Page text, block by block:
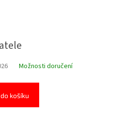
Možnosti doručení
košíku